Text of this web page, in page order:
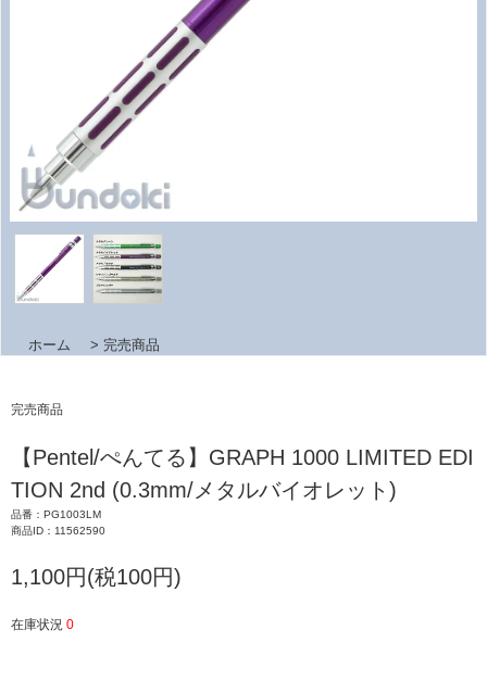
ホーム > 完売商品
完売商品
【Pentel/ぺんてる】GRAPH 1000 LIMITED EDI
TION 2nd (0.3mm/メタルバイオレット)
品番：PG1003LM
商品ID：11562590
1,100円(税100円)
在庫状況 0